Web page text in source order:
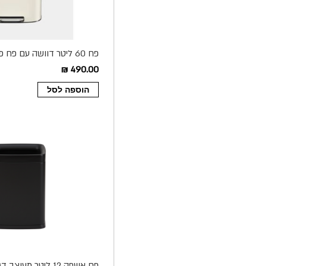
צבע סהרה
490.00 ₪
הוספה לסל